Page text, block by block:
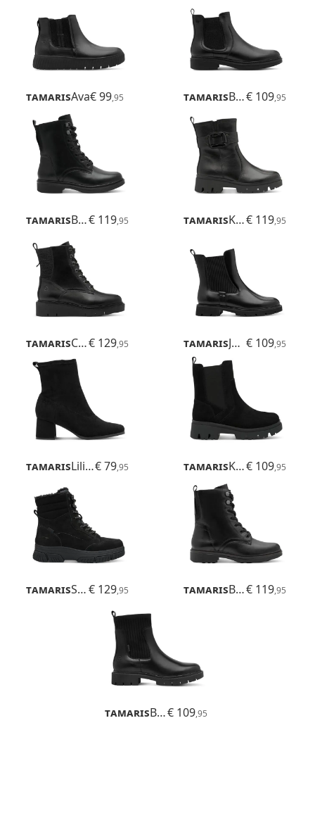
TamarisAva€ 99,95 Tamaris Buta€ 109,95
Tamaris Buta€ 119,95 Tamaris Kida€ 119,95
Tamaris Cora€ 129,95 Tamaris Jean € 109,95
Tamaris Lilian€ 79,95 Tamaris Kida€ 109,95
Tamaris Solara€ 129,95 Tamaris Buta€ 119,95
Tamaris Buta€ 109,95